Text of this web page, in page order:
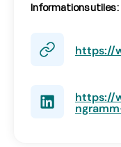
Mobilités
Entretiens de
Informations utiles :
https://
https://